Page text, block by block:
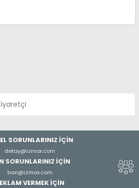
SORUNLARINIZ İÇİN
detay@izmox.com
SORUNLARINIZ İÇİN
ban@izmox.com
VERMEK İÇİN